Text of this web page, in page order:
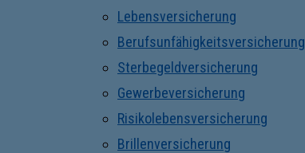
Lebensversicherung
Berufsunfähigkeitsversicherung
Sterbegeldversicherung
Gewerbeversicherung
Risikolebensversicherung
Brillenversicherung